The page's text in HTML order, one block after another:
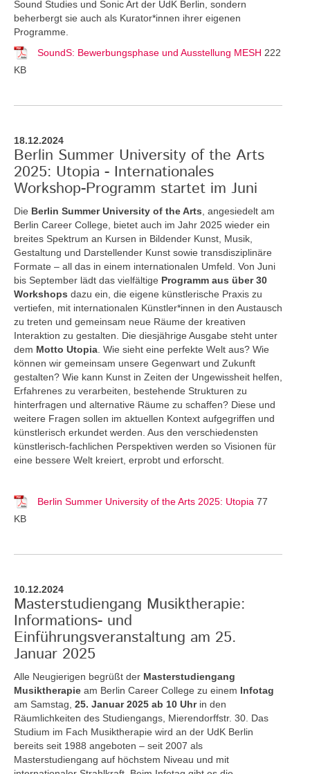
Sound Studies und Sonic Art der UdK Berlin, sondern
beherbergt sie auch als Kurator*innen ihrer eigenen
Programme.
SoundS: Bewerbungsphase und Ausstellung MESH 222
KB
18.12.2024
Berlin Summer University of the Arts
2025: Utopia - Internationales
Workshop-Programm startet im Juni
Die Berlin Summer University of the Arts , angesiedelt am
Berlin Career College, bietet auch im Jahr 2025 wieder ein
breites Spektrum an Kursen in Bildender Kunst, Musik,
Gestaltung und Darstellender Kunst sowie transdisziplinäre
Formate – all das in einem internationalen Umfeld. Von Juni
bis September lädt das vielfältige Programm aus über 30
Workshops dazu ein, die eigene künstlerische Praxis zu
vertiefen, mit internationalen Künstler*innen in den Austausch
zu treten und gemeinsam neue Räume der kreativen
Interaktion zu gestalten. Die diesjährige Ausgabe steht unter
dem Motto Utopia . Wie sieht eine perfekte Welt aus? Wie
können wir gemeinsam unsere Gegenwart und Zukunft
gestalten? Wie kann Kunst in Zeiten der Ungewissheit helfen,
Erfahrenes zu verarbeiten, bestehende Strukturen zu
hinterfragen und alternative Räume zu schaffen? Diese und
weitere Fragen sollen im aktuellen Kontext aufgegriffen und
künstlerisch erkundet werden. Aus den verschiedensten
künstlerisch-fachlichen Perspektiven werden so Visionen für
eine bessere Welt kreiert, erprobt und erforscht.
Berlin Summer University of the Arts 2025: Utopia 77
KB
10.12.2024
Masterstudiengang Musiktherapie:
Informations- und
Einführungsveranstaltung am 25.
Januar 2025
Alle Neugierigen begrüßt der Masterstudiengang
Musiktherapie am Berlin Career College zu einem Infotag
am Samstag, 25. Januar 2025 ab 10 Uhrin den
Räumlichkeiten des Studiengangs, Mierendorffstr. 30. Das
Studium im Fach Musiktherapie wird an der UdK Berlin
bereits seit 1988 angeboten – seit 2007 als
Masterstudiengang auf höchstem Niveau und mit